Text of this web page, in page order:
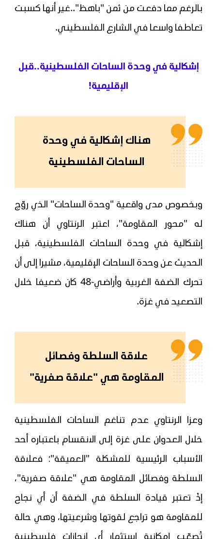
بالرغم مما دفعت من ثمن "باهظ"..غير أنها كسبت
تعاطفا واسعا في الشارع الفلسطيني.
إشكالية في وحدة الساحات الفلسطينية..قبل
الإقليمية!
هناك إشكالية في وحدة
الساحات الفلسطينية
وبخصوص مدى واقعية "وحدة الساحات" الذي روّج
له "محور المقاومة"، اعتبر الرنتاوي أن هناك
إشكالية في وحدة الساحات الفلسطينية، قبل
الحديث عن وحدة الساحات الإقليمية، مشيرا إلى أن
تحرك الضفة الغربية وأراضي-48 كان ضعيفا خلال
التصعيد في غزة.
علاقة السلطة وفصائل
المقاومة هي "علاقة صفرية"
وعزا الرنتاوي عدم تناغم الساحات الفلسطينية
خلال العدوان على غزة إلى الانقسام باعتباره أحد
الأسباب الرئيسية للمشكلة "العميقة"؛ فعلاقة
السلطة وفصائل المقاومة هي "علاقة صفرية"،
إذْ تعتبر قيادة السلطة في الضفة أن أي نجاح
للمقاومة هو تراجع لقوتها وشرعيتها، وهي حالة